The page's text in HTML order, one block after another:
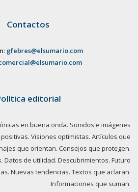
Contactos
gfebres@elsumario.com
editorial
en buena onda. Sonidos e imágenes
Visiones optimistas. Artículos que
que orientan. Consejos que protegen.
Datos de utilidad. Descubrimientos. Futuro
Nuevas tendencias. Textos que aclaran.
Informaciones que suman.